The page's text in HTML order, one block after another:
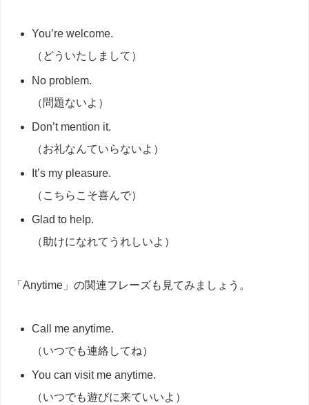
You’re welcome.
（どういたしまして）
No problem.
（問題ないよ）
Don’t mention it.
（お礼なんていらないよ）
It’s my pleasure.
（こちらこそ喜んで）
Glad to help.
（助けになれてうれしいよ）
「Anytime」の関連フレーズも見てみましょう。
Call me anytime.
（いつでも連絡してね）
You can visit me anytime.
（いつでも遊びに来ていいよ）